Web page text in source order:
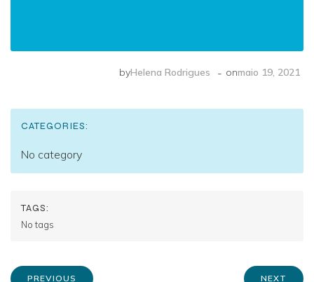
byHelena Rodrigues - onmaio 19, 2021
CATEGORIES:
No category
TAGS:
No tags
PREVIOUS NEXT